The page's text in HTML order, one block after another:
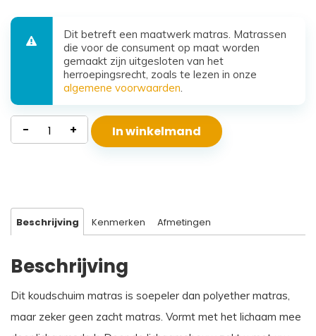
Dit betreft een maatwerk matras. Matrassen
die voor de consument op maat worden
gemaakt zijn uitgesloten van het
herroepingsrecht, zoals te lezen in onze
algemene voorwaarden.
Matras
- + In winkelmand
Beschrijving Kenmerken Afmetingen
Beschrijving
Dit koudschuim matras is soepeler dan polyether matras,
maar zeker geen zacht matras. Vormt met het lichaam mee